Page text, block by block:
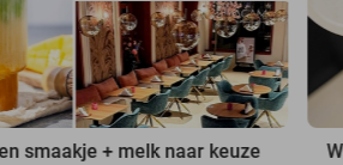
smaakje + melk naar keuze